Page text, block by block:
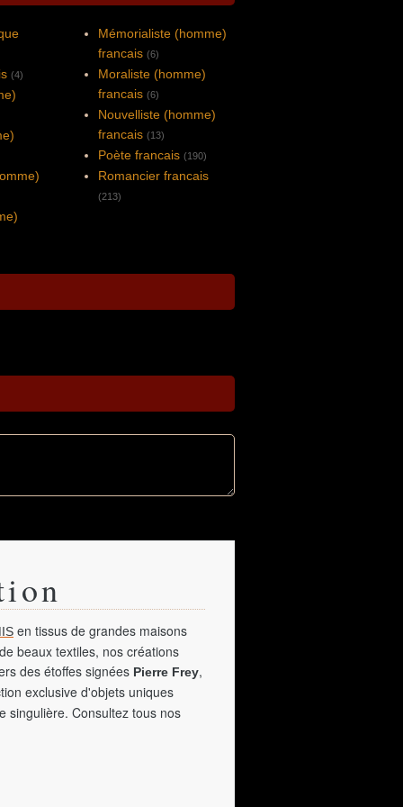
(4)
Mémorialiste (homme)
francais (6)
Moraliste (homme)
francais (6)
Nouvelliste (homme)
francais (13)
Poète francais (190)
Romancier francais
(213)
en tissus de grandes maisons
beaux textiles, nos créations
des étoffes signées Pierre Frey,
exclusive d'objets uniques
singulière. Consultez tous nos